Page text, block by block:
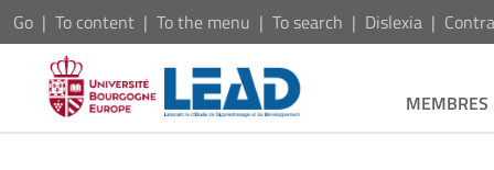
Go To content To the menu To search Dislexia
MEMBRES